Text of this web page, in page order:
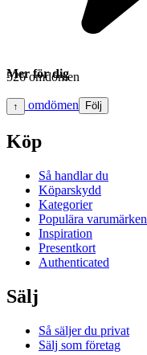
526 omdömen
Läs omdömen Följ
Mer för dig
↑
Köp
Så handlar du
Köparskydd
Kategorier
Populära varumärken
Inspiration
Presentkort
Authenticated
Sälj
Så säljer du privat
Sälj som företag